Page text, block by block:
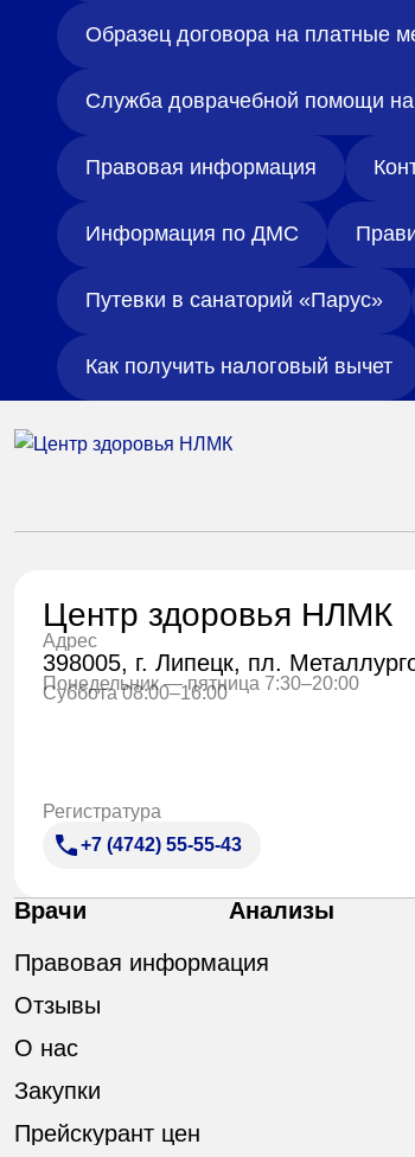
Образец договора на платные
Служба доврачебной помощи
Правовая информация
Информация по ДМС
Путевки в санаторий «Парус»
Как получить налоговый вычет
Центр здоровья НЛМК
Адрес
398005, г. Липецк, пл.
Понедельник — пятница 7:30–20:00
Суббота 08:00–16:00
Регистратура
+7 (4742) 55-55-43
Врачи Анализы
Правовая информация
Отзывы
О нас
Закупки
Прейскурант цен